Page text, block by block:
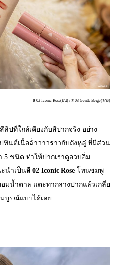
สี 02 Iconic Rose(บน) / สี 03 Gentle Beige(ล่าง)
ปที่ใกล้เคียงกับสีปากจริง อย่าง
ปทินต์เนื้อฉ่ำวาวราวกับถังหูลู่ ที่มีส่วน
ชนิด ทำให้ปากเราดูอวบอิ่ม
นำเป็นสี 02 Iconic Rose โทนชมพู
มน้ำตาล แตะทากลางปากแล้วเกลี่ย
มบูรณ์แบบได้เลย